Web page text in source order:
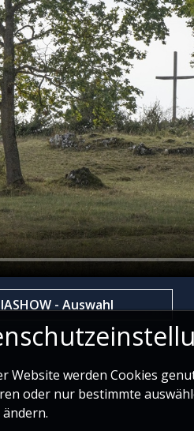
- Auswahl
Website werden Cookies
oder nur bestimmte